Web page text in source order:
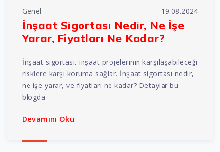
Genel 19.08.2024
İnşaat Sigortası Nedir, Ne İşe
Yarar, Fiyatları Ne Kadar?
İnşaat sigortası, inşaat projelerinin karşılaşabileceği
risklere karşı koruma sağlar. İnşaat sigortası nedir,
ne işe yarar, ve fiyatları ne kadar? Detaylar bu
blogda
Devamını Oku